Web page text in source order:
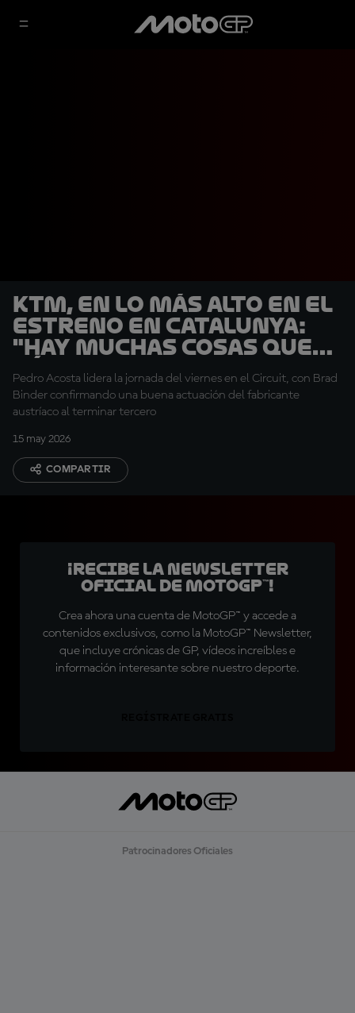
KTM, en lo más alto en el
estreno en Catalunya:
"Hay muchas cosas que
aún necesitan mejorar"
Pedro Acosta lidera la jornada del viernes en el Circuit, con Brad
Binder confirmando una buena actuación del fabricante
austríaco al terminar tercero
15 may 2026
COMPARTIR
¡Recibe la Newsletter
oficial de MotoGP™!
Crea ahora una cuenta de MotoGP™ y accede a
contenidos exclusivos, como la MotoGP™ Newsletter,
que incluye crónicas de GP, vídeos increíbles e
información interesante sobre nuestro deporte.
Patrocinadores Oficiales